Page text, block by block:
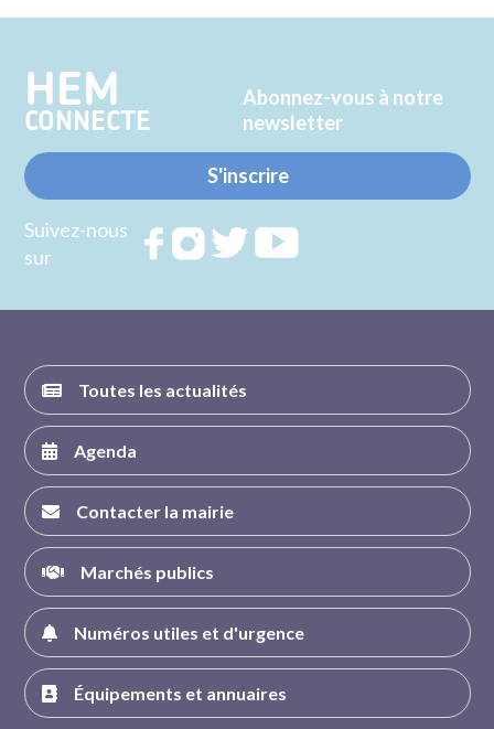
Twitter
Facebook
HEM
CONNECTE
Abonnez-vous à notre
newsletter
S'inscrire
Suivez-nous
sur
RejoignezRejoignezRejoignez
Toutes les actualités
Agenda
Contacter la mairie
Marchés publics
Numéros utiles et d'urgence
Équipements et annuaires